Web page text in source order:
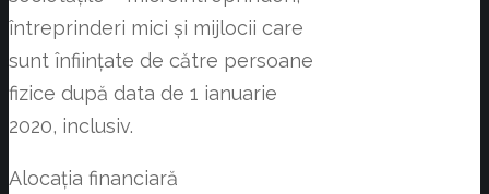
întreprinderi mici și mijlocii care
sunt înființate de către persoane
fizice după data de 1 ianuarie
2020, inclusiv.
Alocația financiară